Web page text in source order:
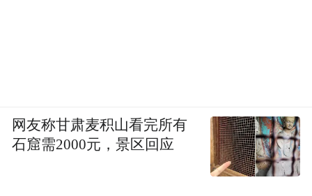
网友称甘肃麦积山看完所有
石窟需2000元，景区回应